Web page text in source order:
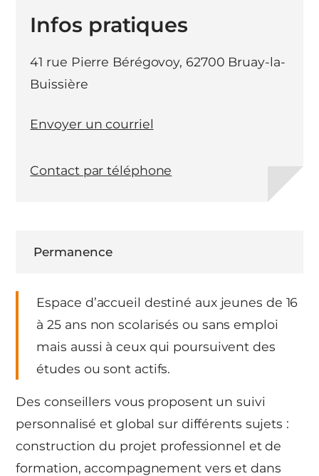
Espace d’accueil destiné aux jeunes de 16
à 25 ans non scolarisés ou sans emploi
mais aussi à ceux qui poursuivent des
études ou sont actifs.
Des conseillers vous proposent un suivi
personnalisé et global sur différents sujets :
construction du projet professionnel et de
formation, accompagnement vers et dans
Infos pratiques
41 rue Pierre Bérégovoy, 62700 Bruay-la-
Buissière
Envoyer un courriel
Contact par téléphone
Permanence